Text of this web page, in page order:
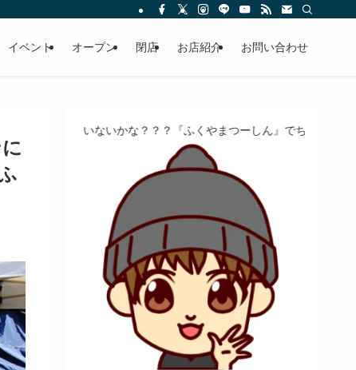
イベント オープン 閉店 お店紹介 お問い合わせ
いないかな？？？『ふくやまつーしん』でちょっとしたバイト、し